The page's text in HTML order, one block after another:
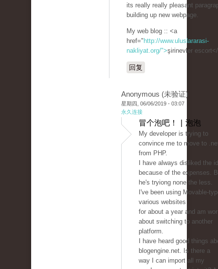
its really really pleasant
building up new webpage.
My web blog :: <a
href=" http://www.uluslararasi-
nakliyat.org/">şirinevler
回复
Anonymous (未验证)
星期四, 06/06/2019 - 03:07
永久连接
冒个泡吧！ | 泡泡
My developer is trying to
convince me to move to
from PHP.
I have always disliked the
because of the expenses.
he's tryiong none the less.
I've been using Movable-
various websites
for about a year and am
about switching to another
platform.
I have heard good things
blogengine.net. Is there a
way I can import all my